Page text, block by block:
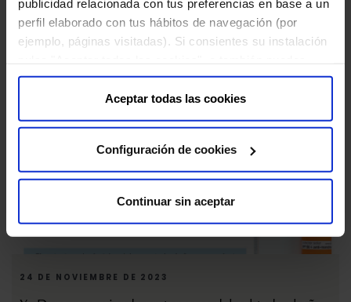
publicidad relacionada con tus preferencias en base a un
perfil elaborado con tus hábitos de navegación (por
ejemplo, páginas visitadas). Si consientes su instalación
configurar tus preferencias pulsando "Configuración de
cookies". Más información en nuestra "Política de
Cookies"
Aceptar todas las cookies
Configuración de cookies
Continuar sin aceptar
SModa, de El País, elige los packs navideños de Bella
Aurora como el regalo perfecto
24 DE NOVIEMBRE DE 2023